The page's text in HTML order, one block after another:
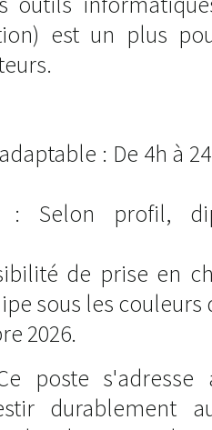
est un plus
: De 4h à
: Selon profil,
de prise en
sous les couleurs
2026.
poste s'adresse
durablement